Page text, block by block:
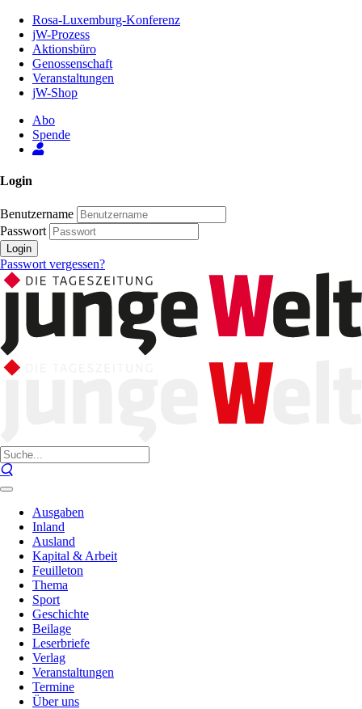
Inhalt
Seite
Rosa-Luxemburg-Konferenz
jW-Prozess
Aktionsbüro
Genossenschaft
Veranstaltungen
jW-Shop
Abo
Spende
Login
Benutzername
Passwort
Login
Passwort vergessen?
Ausgaben
Inland
Ausland
Kapital & Arbeit
Feuilleton
Thema
Sport
Geschichte
Beilage
Leserbriefe
Verlag
Veranstaltungen
Termine
Über uns